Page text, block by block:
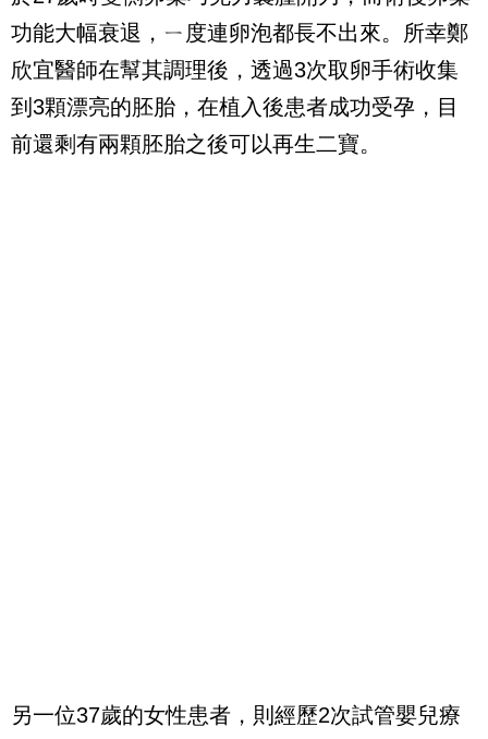
功能大幅衰退，ㄧ度連卵泡都長不出來。所幸鄭
欣宜醫師在幫其調理後，透過3次取卵手術收集
到3顆漂亮的胚胎，在植入後患者成功受孕，目
前還剩有兩顆胚胎之後可以再生二寶。
另一位37歲的女性患者，則經歷2次試管嬰兒療